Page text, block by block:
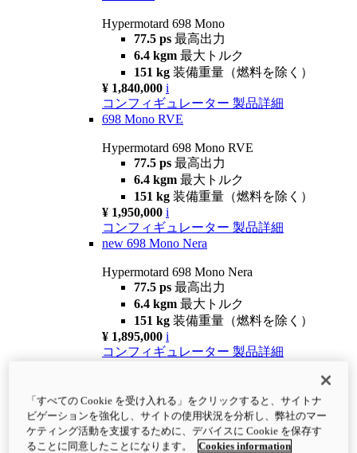
Hypermotard 698 Mono
77.5 ps 最高出力
6.4 kgm 最大トルク
151 kg 装備重量（燃料を除く）
¥ 1,840,000 i
コンフィギュレーター 製品詳細
698 Mono RVE
Hypermotard 698 Mono RVE
77.5 ps 最高出力
6.4 kgm 最大トルク
151 kg 装備重量（燃料を除く）
¥ 1,950,000 i
コンフィギュレーター 製品詳細
new 698 Mono Nera
Hypermotard 698 Mono Nera
77.5 ps 最高出力
6.4 kgm 最大トルク
151 kg 装備重量（燃料を除く）
¥ 1,895,000 i
コンフィギュレーター 製品詳細
Hypermotard V2
120.4 hp最高出力
9.6 kgm最大トルク
180 kg装備重量（燃料を除く）
「すべての Cookie を受け入れる」をクリックすると、サイトナ
ビゲーションを強化し、サイトの使用状況を分析し、弊社のマー
ケティング活動を支援するために、デバイスに Cookie を保存す
ることに同意したことになります。
Cookies information